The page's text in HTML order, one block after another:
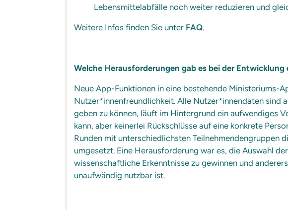
Lebensmittelabfälle noch weiter reduzieren und
Weitere Infos finden Sie unter FAQ.
Welche Herausforderungen gab es bei der Entwicklung
Neue App-Funktionen in eine bestehende Ministeriums-
Nutzer*innenfreundlichkeit. Alle Nutzer*innendaten sind
geben zu können, läuft im Hintergrund ein aufwendiges
kann, aber keinerlei Rückschlüsse auf eine konkrete
Runden mit unterschiedlichsten Teilnehmendengruppen
umgesetzt. Eine Herausforderung war es, die Auswahl
wissenschaftliche Erkenntnisse zu gewinnen und
unaufwändig nutzbar ist.